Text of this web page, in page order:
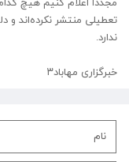
تعطیلی منتشر نکرده‌اند و
ندارد.
خبرگزاری مهاباد۳